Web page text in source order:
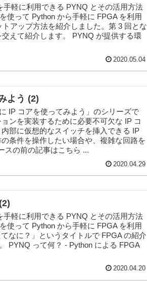
軽に利用できる PYNQ とその活用方法
使って Python から手軽に FPGA を利用
アップ方法を紹介しました。第 3 回とな
えて紹介します。 PYNQ が提供する環
2020.05.04
よう (2)
IP コアを使ってみよう」のシリーズで
ンを実装するために必要不可欠な IP コ
部に仮想的なスイッチを挿入できる IP
条件を操作したい場合や、複雑な回路を
スの前の記事はこちら ...
2020.04.29
軽に利用できる PYNQ とその活用方法
使って Python から手軽に FPGA を利用
なに？」というタイトルで FPGA の紹介
PYNQ って何？ - Python による FPGA
2020.04.20